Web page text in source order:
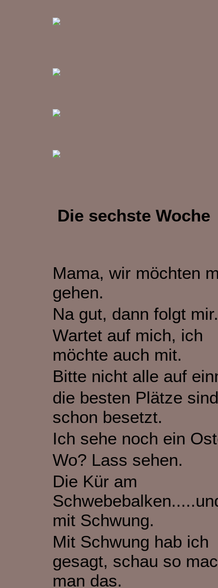
Die sechste Woche
Mama, wir möchten
gehen.
Na gut, dann folgt mir.
Wartet auf mich, ich
möchte auch mit.
Bitte nicht alle auf
die besten Plätze sind
schon besetzt.
Ich sehe noch ein
Wo? Lass sehen.
Die Kür am
mit Schwung.
Mit Schwung hab ich
gesagt, schau so
man das.